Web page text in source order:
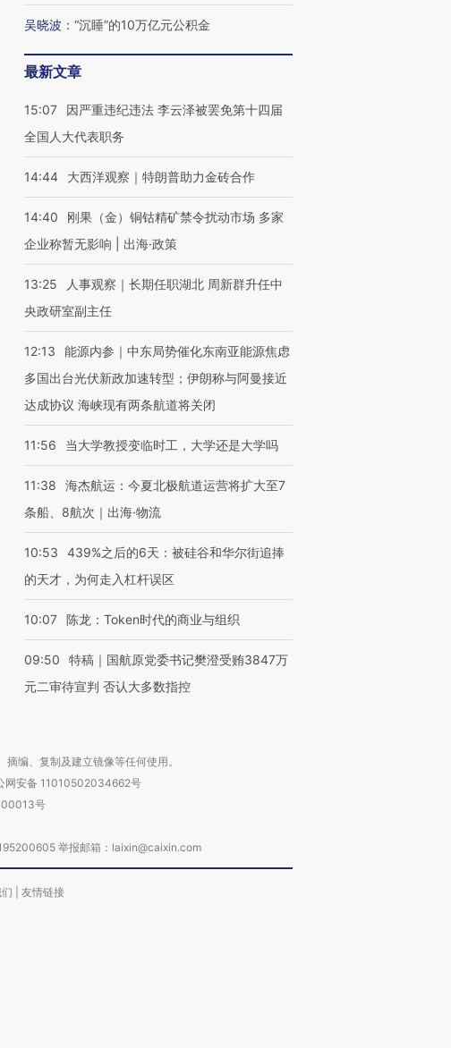
吴晓波 ： “沉睡”的10万亿元公积金
最新文章
15:07
因严重违纪违法 李云泽被罢免第十四届
全国人大代表职务
14:44 大西洋观察｜特朗普助力金砖合作
14:40
刚果（金）铜钴精矿禁令扰动市场 多家
企业称暂无影响 | 出海·政策
13:25
人事观察｜长期任职湖北 周新群升任中
央政研室副主任
12:13
能源内参｜中东局势催化东南亚能源焦虑
多国出台光伏新政加速转型；伊朗称与阿曼接近
达成协议 海峡现有两条航道将关闭
11:56 当大学教授变临时工，大学还是大学吗
11:38
海杰航运：今夏北极航道运营将扩大至7
条船、8航次｜出海·物流
10:53
439%之后的6天：被硅谷和华尔街追捧
的天才，为何走入杠杆误区
10:07 陈龙：Token时代的商业与组织
09:50
特稿｜国航原党委书记樊澄受贿3847万
元二审待宣判 否认大多数指控
编、复制及建立镜像等任何使用。
网安备 11010502034662号
号
举报邮箱：laixin@caixin.com
友情链接